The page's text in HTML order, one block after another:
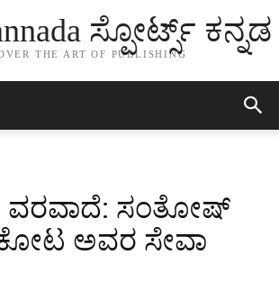
ಸ್ಪೋರ್ಟ್ಸ್ ಕನ್ನಡ
THE ART OF PUBLISHING
ಸಂತೋಷ್
ಅವರ ಸೇವಾ